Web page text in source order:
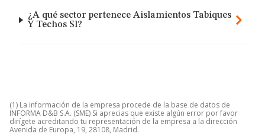
¿A qué sector pertenece Aislamientos Tabiques
Y Techos Sl?
(1) La información de la empresa procede de la base de datos de
INFORMA D&B S.A. (SME) Si aprecias que existe algún error por favor
dirígete acreditando tu representación de la empresa a la dirección
Avenida de Europa, 19, 28108, Madrid.